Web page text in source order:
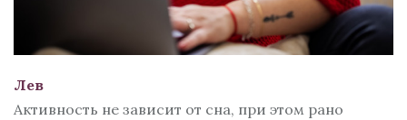
Лев
Активность не зависит от сна, при этом рано